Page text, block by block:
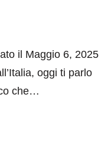
il Maggio 6, 2025
oggi ti parlo
che…